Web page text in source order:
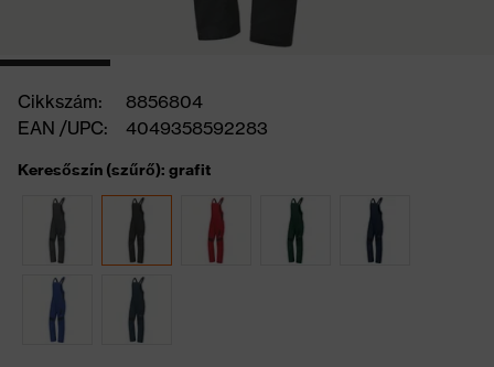
Cikkszám:
8856804
EAN /UPC:
4049358592283
Keresőszín (szűrő): grafit